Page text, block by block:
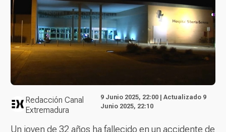
Redacción Canal
Extremadura
9 Junio 2025, 22:00 | Actualizado 9
Junio 2025, 22:10
Un joven de 32 años ha fallecido en un accidente de